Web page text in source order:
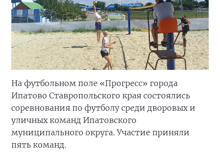
На футбольном поле «Прогресс» города
Ипатово Ставропольского края состоялись
соревнования по футболу среди дворовых и
уличных команд Ипатовского
муниципального округа. Участие приняли
пять команд.